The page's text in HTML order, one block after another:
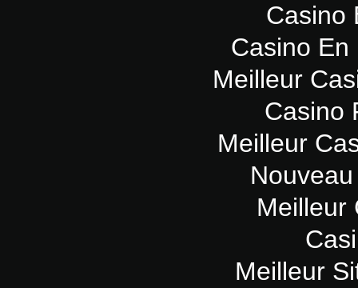
Casino
Casino En
Meilleur
Casino
Meilleur
Meilleur
Meilleur